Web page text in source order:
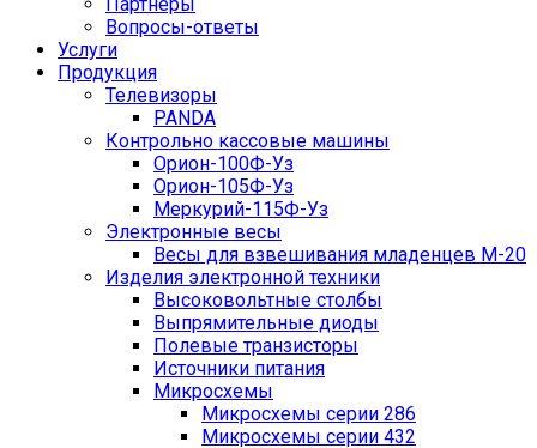
Вопросы-ответы
Услуги
Продукция
Телевизоры
PANDA
Контрольно кассовые машины
Орион-100Ф-Уз
Орион-105Ф-Уз
Меркурий-115Ф-Уз
Электронные весы
Весы для взвешивания младенцев М-20
Изделия электронной техники
Высоковольтные столбы
Выпрямительные диоды
Полевые транзисторы
Источники питания
Микросхемы
Микросхемы серии 286
Микросхемы серии 432